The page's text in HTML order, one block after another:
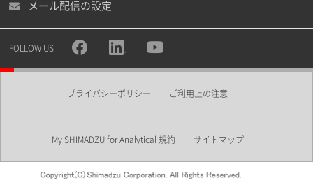
メール配信の設定
FOLLOW US
プライバシーポリシー ご利用上の注意
My SHIMADZU for Analytical 規約 サイトマップ